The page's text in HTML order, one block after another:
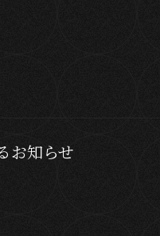
お知らせ